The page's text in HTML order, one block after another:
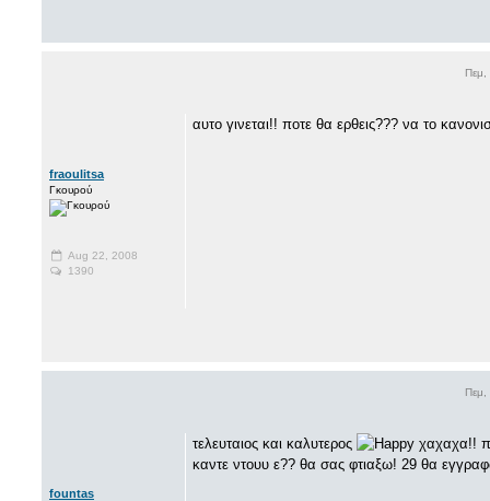
fraoulitsa
Γκουρού
Aug 22, 2008
1390
αυτο γινεται!! ποτε θα ερθεις??? να το
fountas
τελευταιος και καλυτερος
χαχαχα!!
καντε ντουυ ε?? θα σας φτιαξω! 29 θα